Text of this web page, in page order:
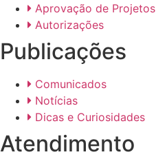
Aprovação de Projetos
Autorizações
Publicações
Comunicados
Notícias
Dicas e Curiosidades
Atendimento